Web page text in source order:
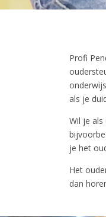
Profi
als je
Wil je
je het
Het
dan